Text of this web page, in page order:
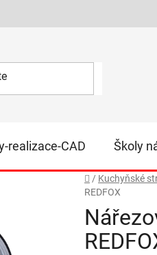
realizace-CAD Školy
Domů
/ Kuchyňské
REDFOX